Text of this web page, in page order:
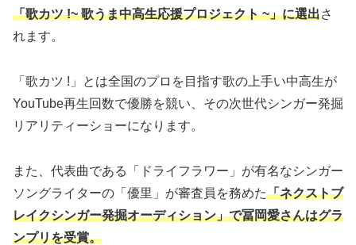
「歌カツ !~ 歌うま中高生応援プロジェクト ~」に選出さ
れます。
「歌カツ !」とは全国のプロを目指す歌の上手い中高生が
YouTube再生回数で優勝を競い、その次世代シンガー発掘
リアリティーショーになります。
また、代表曲である「ドライフラワー」が有名なシンガー
ソングライターの「優里」が審査員を務めた「ネクストブ
レイクシンガー発掘オーディション」で冨岡愛さんはグラ
ンプリを受賞。